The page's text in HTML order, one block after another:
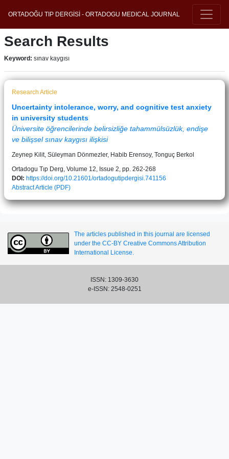
ORTADOĞU TIP DERGİSİ - ORTADOGU MEDICAL JOURNAL
Search Results
Keyword: sınav kaygısı
Research Article
Uncertainty intolerance, worry, and cognitive test anxiety
in university students
Üniversite öğrencilerinde belirsizliğe tahammülsüzlük, endişe
ve bilişsel sınav kaygısı ilişkisi
Zeynep Kilit, Süleyman Dönmezler, Habib Erensoy, Tonguç Berkol
Ortadogu Tıp Derg, Volume 12, Issue 2, pp. 262-268
DOI: https://doi.org/10.21601/ortadogutipdergisi.741156
AbstractArticle (PDF)
The articles published in this journal are licensed
under the CC-BY Creative Commons Attribution
International License.
ISSN: 1309-3630
e-ISSN: 2548-0251